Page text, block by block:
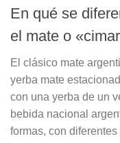
En qué se
el mate o
El clásico mate
yerba mate
con una yerba de un
bebida nacional
formas, con